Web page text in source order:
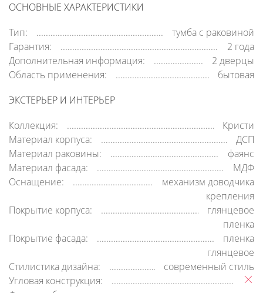
ОСНОВНЫЕ ХАРАКТЕРИСТИКИ
Тип:
тумба с раковиной
Гарантия:
2 года
Дополнительная информация:
2 дверцы
Область применения:
бытовая
ЭКСТЕРЬЕР И ИНТЕРЬЕР
Коллекция:
Кристи
Материал корпуса:
ДСП
Материал раковины:
фаянс
Материал фасада:
МДФ
Оснащение:
механизм доводчика
крепления
Покрытие корпуса:
глянцевое
пленка
Покрытие фасада:
пленка
глянцевое
Стилистика дизайна:
современный стиль
Угловая конструкция: